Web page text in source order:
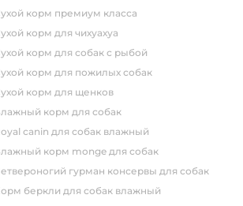
сухой корм премиум класса
сухой корм для чихуахуа
сухой корм для собак с рыбой
сухой корм для пожилых собак
сухой корм для щенков
влажный корм для собак
royal canin для собак влажный
влажный корм monge для собак
четвероногий гурман консервы для собак
корм беркли для собак влажный